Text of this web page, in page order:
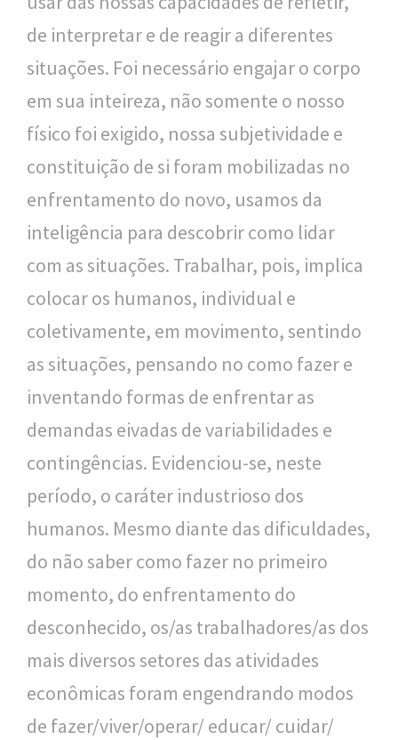
de interpretar e de reagir a diferentes
situações. Foi necessário engajar o corpo
em sua inteireza, não somente o nosso
físico foi exigido, nossa subjetividade e
constituição de si foram mobilizadas no
enfrentamento do novo, usamos da
inteligência para descobrir como lidar
com as situações. Trabalhar, pois, implica
colocar os humanos, individual e
coletivamente, em movimento, sentindo
as situações, pensando no como fazer e
inventando formas de enfrentar as
demandas eivadas de variabilidades e
contingências. Evidenciou-se, neste
período, o caráter industrioso dos
humanos. Mesmo diante das dificuldades,
do não saber como fazer no primeiro
momento, do enfrentamento do
desconhecido, os/as trabalhadores/as dos
mais diversos setores das atividades
econômicas foram engendrando modos
de fazer/viver/operar/ educar/ cuidar/